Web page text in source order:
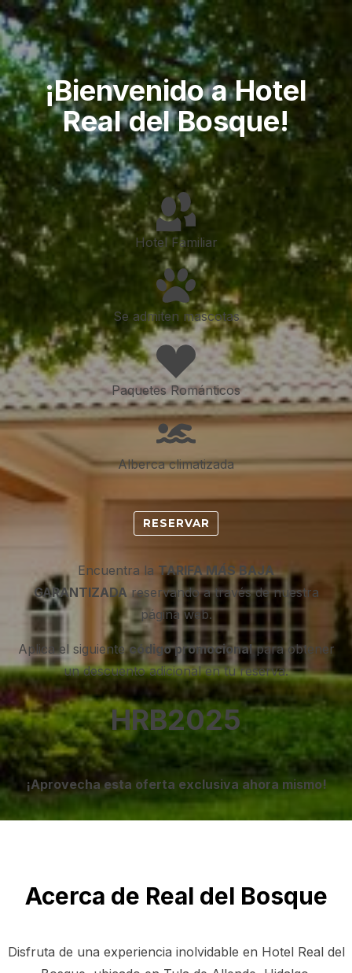
¡Bienvenido a Hotel
Real del Bosque!
Hotel Familiar
Se admiten mascotas
Paquetes Románticos
Alberca climatizada
RESERVAR
Encuentra la TARIFA MÁS BAJA
GARANTIZADA reservando a través de nuestra
página web.
Aplica el siguientecódigo promocionalpara obtener
un descuento adicional en tu reserva.
HRB2025
¡Aprovecha esta oferta exclusiva ahora mismo!
Acerca de Real del Bosque
Disfruta de una experiencia inolvidable en Hotel Real del